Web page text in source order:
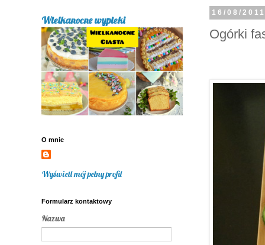
16/08/
Ogórki
Wielkanocne wypieki
O mnie
Wyświetl mój pełny profil
Formularz kontaktowy
Nazwa